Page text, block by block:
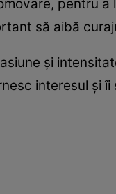
pentru
să aibă
și
interesul și